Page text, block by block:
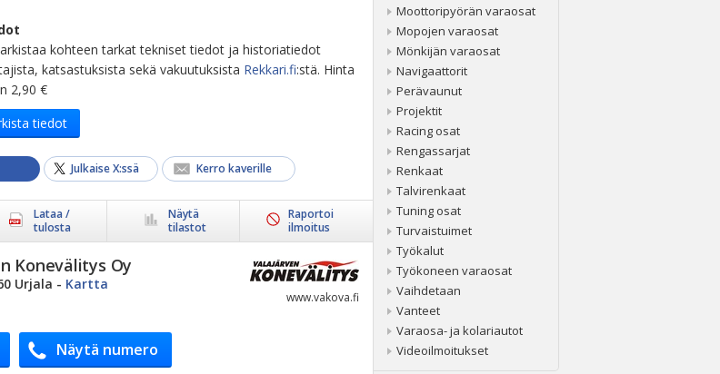
kohteen tarkat tekniset tiedot ja historiatiedot
katsastuksista sekä vakuutuksista Rekkari.fi:stä. Hinta
2,90 €
tiedot
Julkaise X:ssä Kerro kaverille
Lataa /
tulosta
Näytä
tilastot
Raportoi
ilmoitus
www.vakova.fi
Konevälitys Oy
Urjala - Kartta
Näytä numero
Moottoripyörän varaosat
Mopojen varaosat
Mönkijän varaosat
Navigaattorit
Perävaunut
Projektit
Racing osat
Rengassarjat
Renkaat
Talvirenkaat
Tuning osat
Turvaistuimet
Työkalut
Työkoneen varaosat
Vaihdetaan
Vanteet
Varaosa- ja kolariautot
Videoilmoitukset